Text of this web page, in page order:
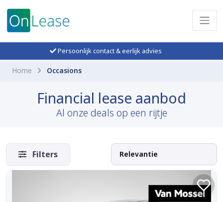
Persoonlijk contact & eerlijk advies
Home Occasions
Financial lease aanbod
Al onze deals op een rijtje
Filters